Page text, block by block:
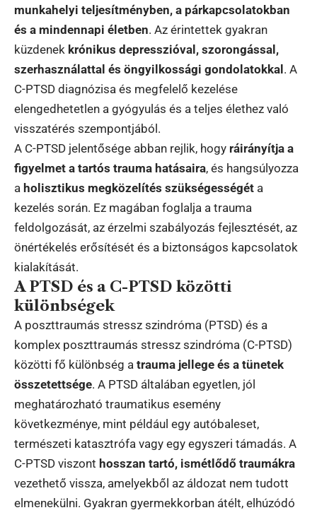
munkahelyi teljesítményben, a párkapcsolatokban
és a mindennapi életben. Az érintettek gyakran
küzdenek krónikus depresszióval, szorongással,
szerhasználattal és öngyilkossági gondolatokkal . A
C-PTSD diagnózisa és megfelelő kezelése
elengedhetetlen a gyógyulás és a teljes élethez való
visszatérés szempontjából.
A C-PTSD jelentősége abban rejlik, hogy ráirányítja a
figyelmet a tartós trauma hatásaira, és hangsúlyozza
a holisztikus megközelítés szükségességét a
kezelés során. Ez magában foglalja a trauma
feldolgozását, az érzelmi szabályozás fejlesztését, az
önértékelés erősítését és a biztonságos kapcsolatok
kialakítását.
A PTSD és a C-PTSD közötti
különbségek
A poszttraumás stressz szindróma (PTSD) és a
komplex poszttraumás stressz szindróma (C-PTSD)
közötti fő különbség a trauma jellege és a tünetek
összetettsége. A PTSD általában egyetlen, jól
meghatározható traumatikus esemény
következménye, mint például egy autóbaleset,
természeti katasztrófa vagy egy egyszeri támadás. A
C-PTSD viszont hosszan tartó, ismétlődő traumákra
vezethető vissza, amelyekből az áldozat nem tudott
elmenekülni. Gyakran gyermekkorban átélt, elhúzódó